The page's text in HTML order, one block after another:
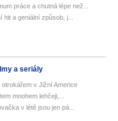
práce a chutná lépe než...
a geniální způsob, j...
a seriály
v Jižní Americe
mnohem lehčeji,...
v létě jsou jen pá...